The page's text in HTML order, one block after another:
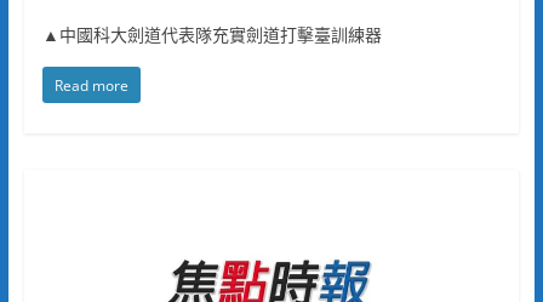
▲中國科大劍道代表隊充實劍道打擊臺訓練器
Read more